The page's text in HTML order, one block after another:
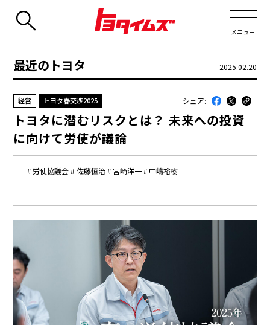
メニュー
最近のトヨタ
連載
コラム
トヨタイムズニュース
トヨタイムズビジネス
トヨタイムズスポーツ
トヨタイムズPodcast
SDGs
最近のトヨタ 2025.02.20
労使協議会 佐藤恒治 宮崎洋一 中嶋裕樹
経営 トヨタ春交渉2025 シェア:
トヨタに潜むリスクとは？ 未来への投資
に向けて労使が議論